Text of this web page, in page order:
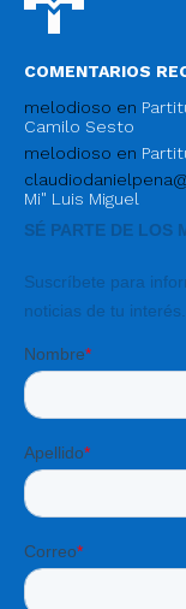
COMENTARIOS
melodioso en
Camilo Sesto
melodioso en
Mi" Luis Miguel